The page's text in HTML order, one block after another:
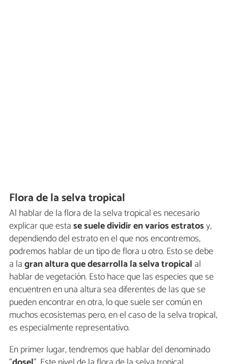
Flora de la selva tropical
Al hablar de la flora de la selva tropical es necesario
explicar que estase suele dividir en varios estratosy,
dependiendo del estrato en el que nos encontremos,
podremos hablar de un tipo de flora u otro. Esto se debe
a lagran altura que desarrolla la selva tropical al
hablar de vegetación. Esto hace que las especies que se
encuentren en una altura sea diferentes de las que se
pueden encontrar en otra, lo que suele ser común en
muchos ecosistemas pero, en el caso de la selva tropical,
es especialmente representativo.
En primer lugar, tendremos que hablar del denominado